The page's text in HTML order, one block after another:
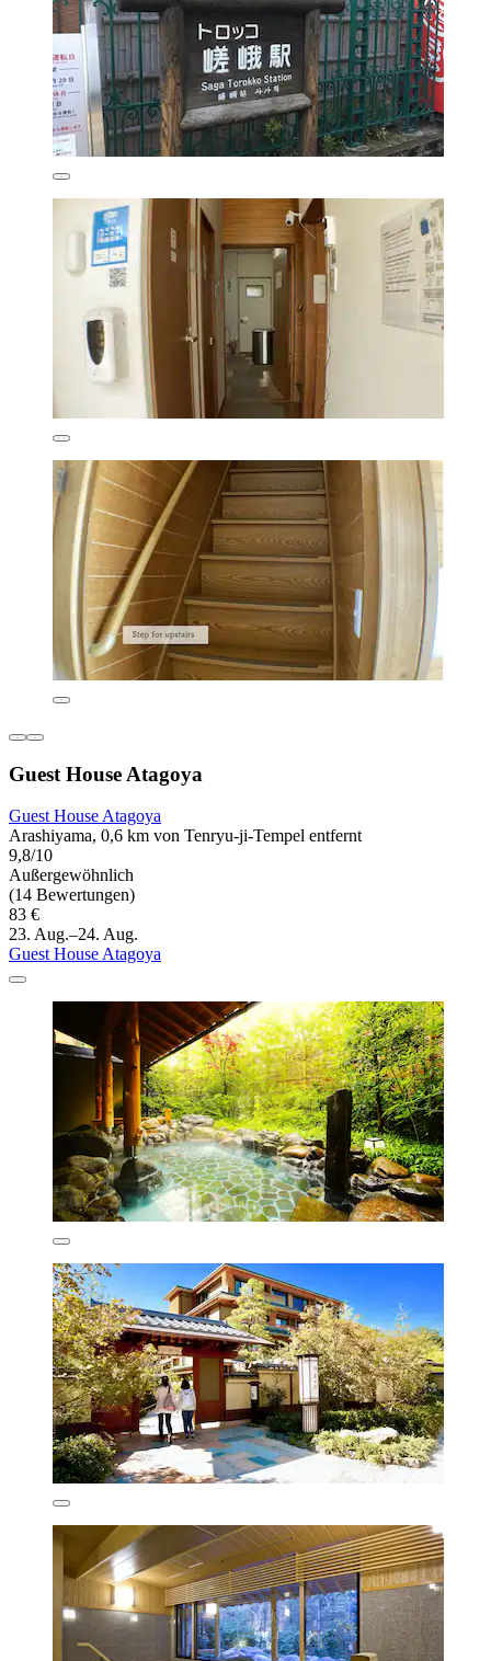
Guest House Atagoya
Guest House Atagoya
Arashiyama, 0,6 km von Tenryu-ji-Tempel entfernt
9,8/10
Außergewöhnlich
(14 Bewertungen)
83 €
23. Aug.–24. Aug.
Guest House Atagoya